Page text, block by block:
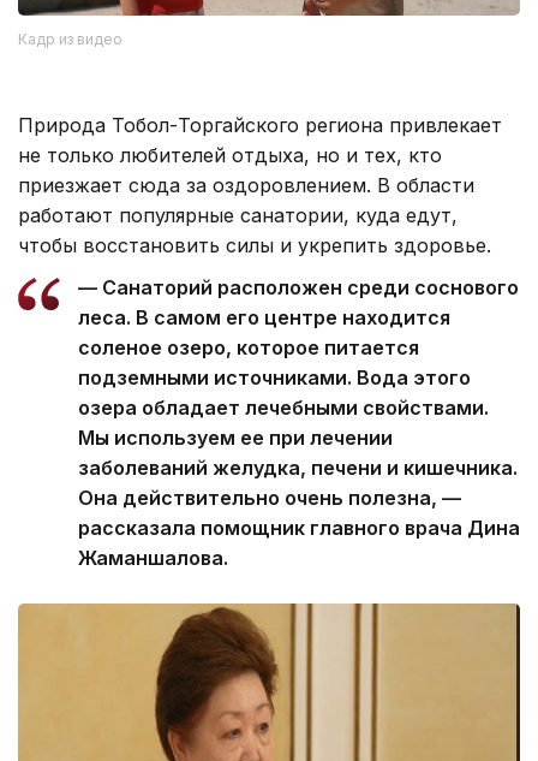
Кадр из видео
Природа Тобол-Торгайского региона привлекает
не только любителей отдыха, но и тех, кто
приезжает сюда за оздоровлением. В области
работают популярные санатории, куда едут,
чтобы восстановить силы и укрепить здоровье.
— Санаторий расположен среди соснового
леса. В самом его центре находится
соленое озеро, которое питается
подземными источниками. Вода этого
озера обладает лечебными свойствами.
Мы используем ее при лечении
заболеваний желудка, печени и кишечника.
Она действительно очень полезна, —
рассказала помощник главного врача Дина
Жаманшалова.